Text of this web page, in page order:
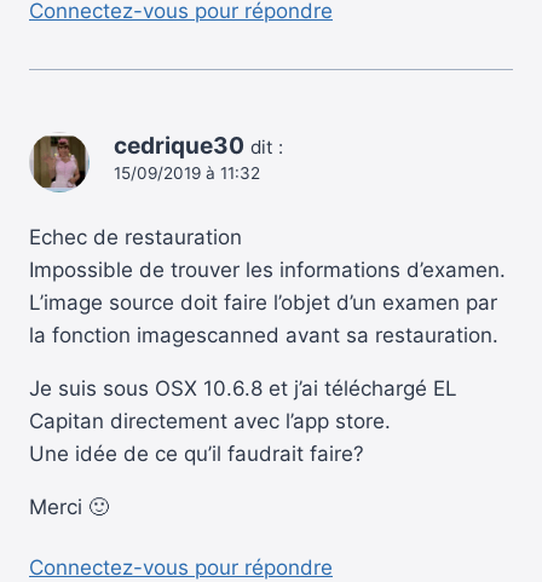
Connectez-vous pour répondre
cedrique30 dit :
15/09/2019 à 11:32
Echec de restauration
Impossible de trouver les informations d’examen.
L’image source doit faire l’objet d’un examen par
la fonction imagescanned avant sa restauration.
Je suis sous OSX 10.6.8 et j’ai téléchargé EL
Capitan directement avec l’app store.
Une idée de ce qu’il faudrait faire?
Merci 🙂
Connectez-vous pour répondre